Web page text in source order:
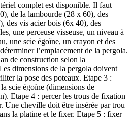
complet est disponible. Il faut
de la lambourde (28 x 60), des
des vis acier bois (6x 40), des
une perceuse visseuse, un niveau à
une scie égoïne, un crayon et des
l’emplacement de la pergola.
de construction selon la
dimensions de la pergola doivent
la pose des poteaux. Etape 3 :
scie égoïne (dimensions de
Etape 4 : percer les trous de fixation
Une cheville doit être insérée par trou
la platine et le fixer. Etape 5 : fixer